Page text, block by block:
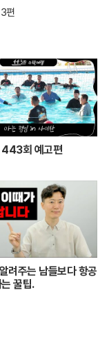
편
443회 예고편
려주는 남들보다 항공
꿀팁.